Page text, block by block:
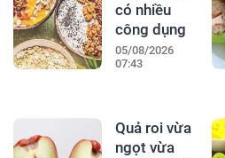
có nhiều
công dụng
05/08/2026
07:43
Quả roi vừa
ngọt vừa